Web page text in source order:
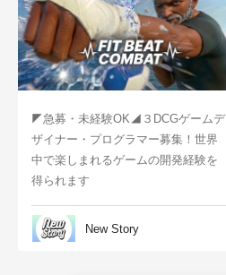
◤急募・未経験OK◢３DCGゲームデ
ザイナー・プログラマー募集！世界
中で楽しまれるゲームの開発経験を
得られます
New Story